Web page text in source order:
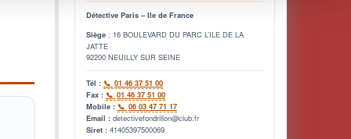
Détective Paris – Ile de France
Siège: 16 BOULEVARD DU PARC L’ILE DE LA
JATTE
92200 NEUILLY SUR SEINE
Tél :
01 46 37 51 00
Fax :
01 46 37 51 00
Mobile :
06 03 47 71 17
Email :detectivefondrillon@club.fr
Siret :41405397500069